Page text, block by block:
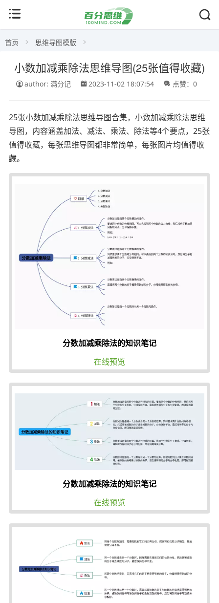
首页 思维导图模版
小数加减乘除法思维导图(25张值得收藏)
author: 满分记 2023-11-02 18:07:54 点赞：0
25张小数加减乘除法思维导图合集，小数加减乘除法思维
导图，内容涵盖加法、减法、乘法、除法等4个要点，25张
值得收藏，每张思维导图都非常简单，每张图片均值得收
藏。
分数加减乘除法的知识笔记
在线预览
分数加减乘除法的知识笔记
在线预览